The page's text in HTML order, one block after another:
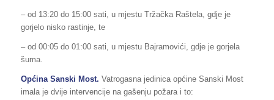
– od 13:20 do 15:00 sati, u mjestu Tržačka Raštela, gdje je
gorjelo nisko rastinje, te
– od 00:05 do 01:00 sati, u mjestu Bajramovići, gdje je gorjela
šuma.
Općina Sanski Most. Vatrogasna jedinica općine Sanski Most
imala je dvije intervencije na gašenju požara i to: